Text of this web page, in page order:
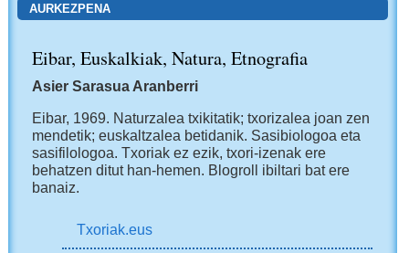
AURKEZPENA
Eibar, Euskalkiak, Natura, Etnografia
Asier Sarasua Aranberri
Eibar, 1969. Naturzalea txikitatik; txorizalea joan zen
mendetik; euskaltzalea betidanik. Sasibiologoa eta
sasifilologoa. Txoriak ez ezik, txori-izenak ere
behatzen ditut han-hemen. Blogroll ibiltari bat ere
banaiz.
Txoriak.eus